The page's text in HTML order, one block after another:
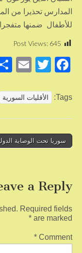
المدارس تحذيرا من
للأطفال ضمنها
Post Views: 645
F
c
o
T
tt
E
ail
Tags: الأقليات السورية
Post
سوريا تحت الوصاية
a Reply
Required fields
are marked
*
Comment
*